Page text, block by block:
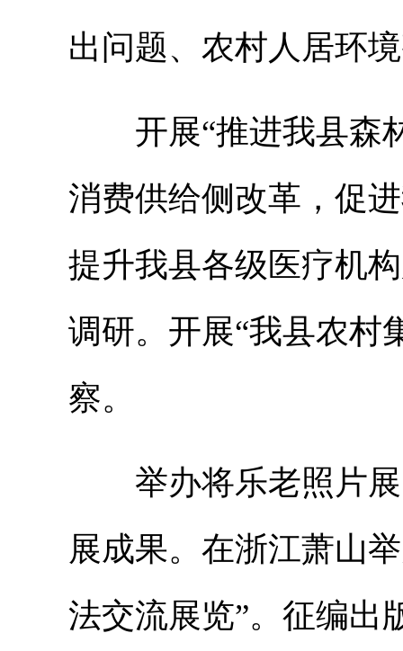
出问题、农村人居环
开展“推进我县森林
消费供给侧改革，促
提升我县各级医疗机
调研。开展“我县农村
察。
举办将乐老照片展
展成果。在浙江萧山
法交流展览”。征编出